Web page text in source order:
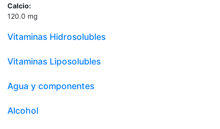
Calcio:
120.0 mg
Vitaminas Hidrosolubles
Vitaminas Liposolubles
Agua y componentes
Alcohol